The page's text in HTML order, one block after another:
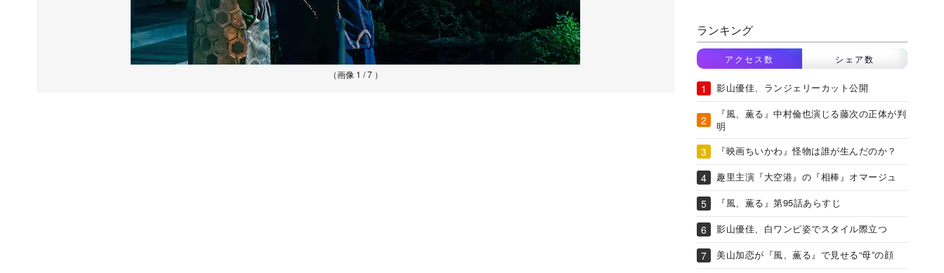
（画像 1 / 7 ）
ランキング
アクセス数 シェア数
影山優佳、ランジェリーカット公開
『風、薫る』中村倫也演じる藤次の正体が判
明
『映画ちいかわ』怪物は誰が生んだのか？
趣里主演『大空港』の『相棒』オマージュ
『風、薫る』第95話あらすじ
影山優佳、白ワンピ姿でスタイル際立つ
美山加恋が『風、薫る』で見せる“母”の顔